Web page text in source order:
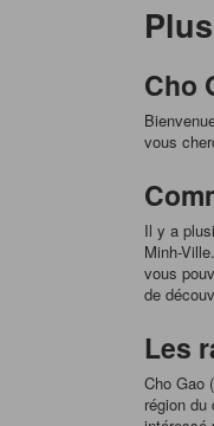
Cho
vous
Il y a
Minh-
vous
de
Les
Cho Gao
région